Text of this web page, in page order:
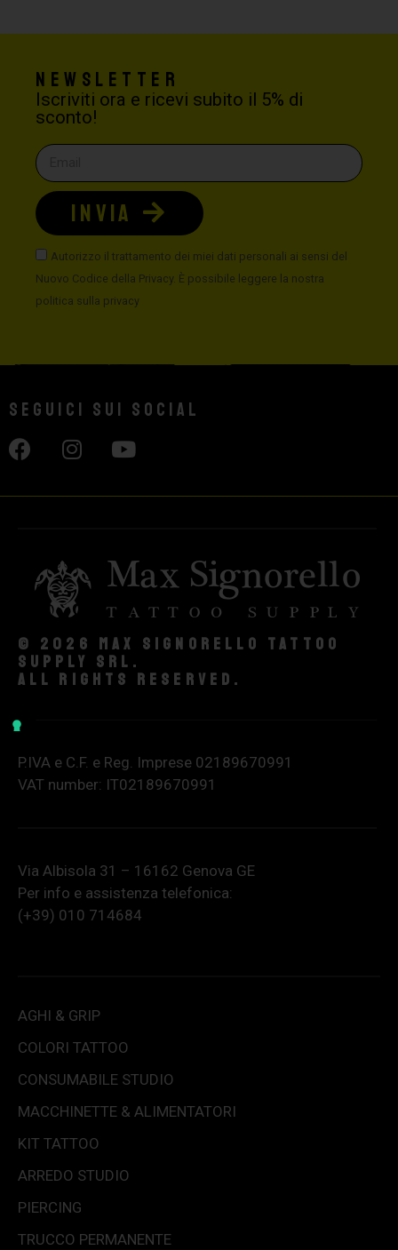
Newsletter
Iscriviti ora e ricevi subito il 5% di
sconto!
Autorizzo il trattamento dei miei dati personali ai sensi del
Nuovo Codice della Privacy. È possibile leggere la nostra
politica sulla privacy
INVIA
Seguici sui social
© 2026 Max Signorello Tattoo
supply srl.
All rights reserved.
P.IVA e C.F. e Reg. Imprese 02189670991
VAT number: IT02189670991
Via Albisola 31 – 16162 Genova GE
Per info e assistenza telefonica:
(+39) 010 714684
AGHI & GRIP
COLORI TATTOO
CONSUMABILE STUDIO
MACCHINETTE & ALIMENTATORI
KIT TATTOO
ARREDO STUDIO
PIERCING
TRUCCO PERMANENTE